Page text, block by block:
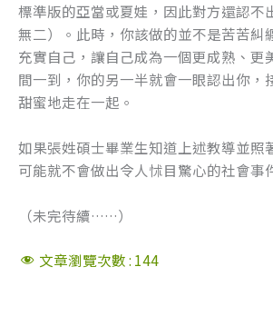
標準版的亞當或夏娃，因此對方還認不
無二）。此時，你該做的並不是苦苦糾
充實自己，讓自己成為一個更成熟、更
間一到，你的另一半就會一眼認出你，
甜蜜地走在一起。
如果張姓碩士畢業生知道上述教導並照
可能就不會做出令人怵目驚心的社會事
（未完待續……）
文章瀏覽次數 : 144